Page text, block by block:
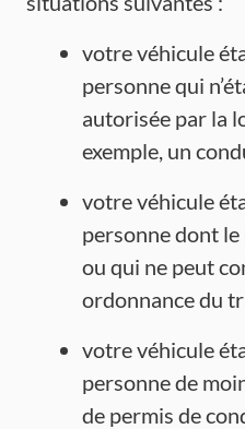
votre véhicule
personne qui
autorisée par la
exemple, un
votre véhicule
personne dont
ou qui ne peut
ordonnance du
votre véhicule
personne de
de permis de